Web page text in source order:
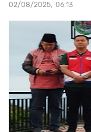
02/08/2025 06:13